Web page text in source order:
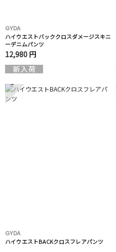
GYDA
ハイウエストバッククロスダメージスキニ
ーデニムパンツ
12,980 円
5
GYDA
ハイウエストBACKクロスフレアパンツ